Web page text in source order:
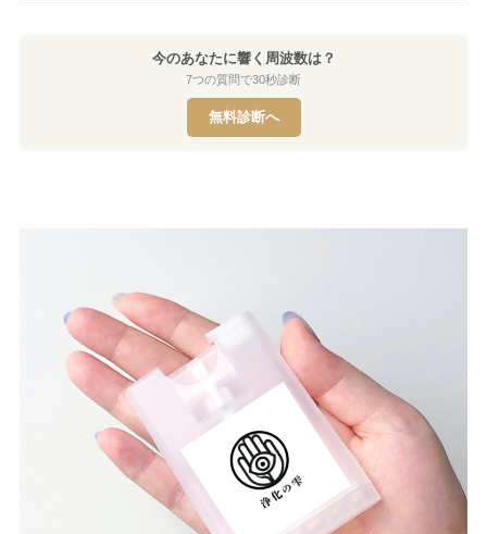
今のあなたに響く周波数は？
7つの質問で30秒診断
無料診断へ